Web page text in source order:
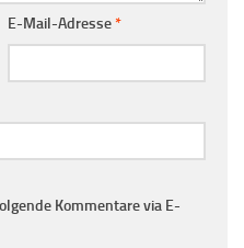
E-Mail-Adresse*
Kommentare via E-